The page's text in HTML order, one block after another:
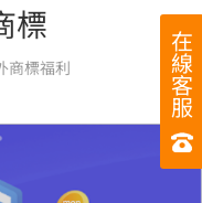
在
線
客
服
標
商標福利